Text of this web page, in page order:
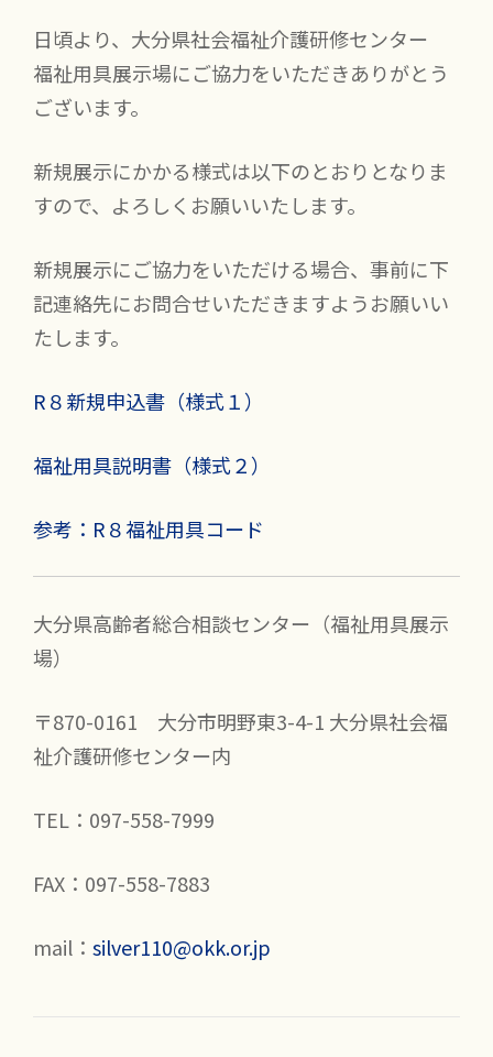
日頃より、大分県社会福祉介護研修センター
福祉用具展示場にご協力をいただきありがとう
ございます。
新規展示にかかる様式は以下のとおりとなりま
すので、よろしくお願いいたします。
新規展示にご協力をいただける場合、事前に下
記連絡先にお問合せいただきますようお願いい
たします。
R８新規申込書（様式１）
福祉用具説明書（様式２）
参考：R８福祉用具コード
大分県高齢者総合相談センター（福祉用具展示
場）
〒870-0161 大分市明野東3-4-1 大分県社会福
祉介護研修センター内
TEL：097-558-7999
FAX：097-558-7883
mail： silver110@okk.or.jp